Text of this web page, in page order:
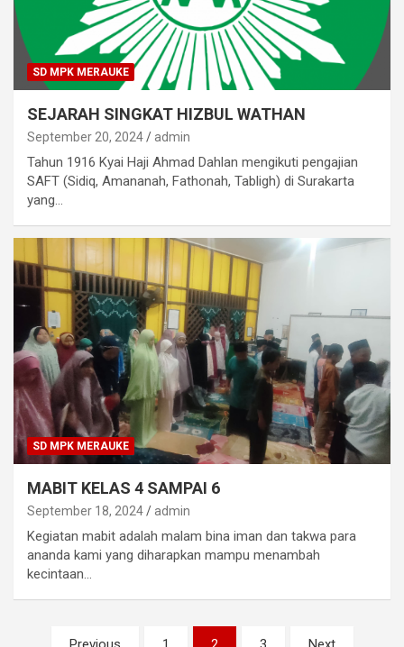
SD MPK MERAUKE
SEJARAH SINGKAT HIZBUL WATHAN
September 20, 2024 admin
Tahun 1916 Kyai Haji Ahmad Dahlan mengikuti pengajian
SAFT (Sidiq, Amananah, Fathonah, Tabligh) di Surakarta
yang…
SD MPK MERAUKE
MABIT KELAS 4 SAMPAI 6
September 18, 2024 admin
Kegiatan mabit adalah malam bina iman dan takwa para
ananda kami yang diharapkan mampu menambah
kecintaan…
Paginasi